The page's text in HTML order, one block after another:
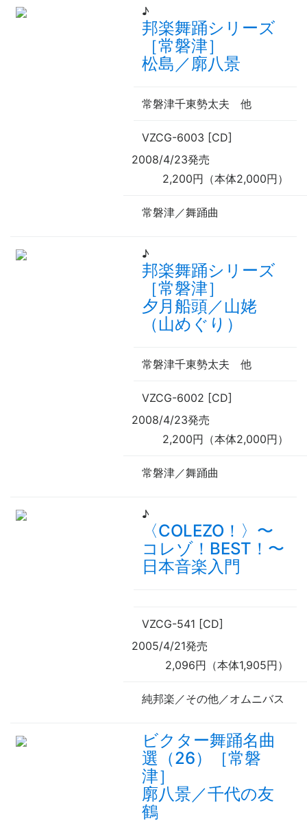
♪
邦楽舞踊シリーズ
［常磐津］
松島／廓八景
常磐津千東勢太夫 他
VZCG-6003 [CD]
2008/4/23発売
2,200円（本体2,000円）
常磐津／舞踊曲
♪
邦楽舞踊シリーズ
［常磐津］
夕月船頭／山姥
（山めぐり）
常磐津千東勢太夫 他
VZCG-6002 [CD]
2008/4/23発売
2,200円（本体2,000円）
常磐津／舞踊曲
♪
〈COLEZO！〉 〜
コレゾ！BEST！ 〜
日本音楽入門
VZCG-541 [CD]
2005/4/21発売
2,096円（本体1,905円）
純邦楽／その他／オムニバス
ビクター舞踊名曲
選（26）［常磐
津］
廓八景／千代の友
鶴